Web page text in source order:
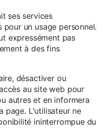
ses services
un usage personnel.
expressément pas
à des fins
désactiver ou
au site web pour
autres et en informera
page. L'utilisateur ne
ininterrompue du